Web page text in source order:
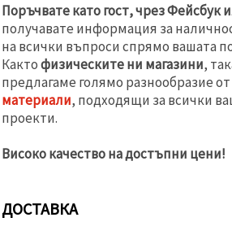
Поръчвате като гост, чрез Фейсбук
получавате информация за
на всички въпроси спрямо вашата
Кактофизическите ни магазини,
предлагаме голямо разнообразие от
материали, подходящи за всички
проекти.
Високо качество на достъпни цени!
ДОСТАВКА